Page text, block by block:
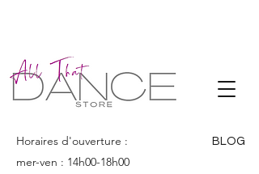
ALL THAT
DANCE
Horaires d'ouverture :
mer-ven : 14h00-18h00
BLOG